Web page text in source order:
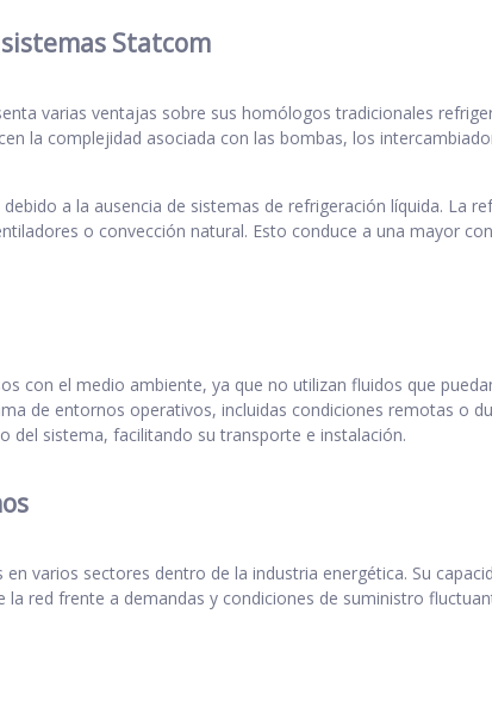
Statcom
varias ventajas sobre sus homólogos tradicionales
la complejidad asociada con las bombas, los
a la ausencia de sistemas de refrigeración líquida. La
o convección natural. Esto conduce a una mayor
con el medio ambiente, ya que no utilizan fluidos que
de entornos operativos, incluidas condiciones remotas o
del sistema, facilitando su transporte e instalación.
varios sectores dentro de la industria energética. Su
red frente a demandas y condiciones de suministro